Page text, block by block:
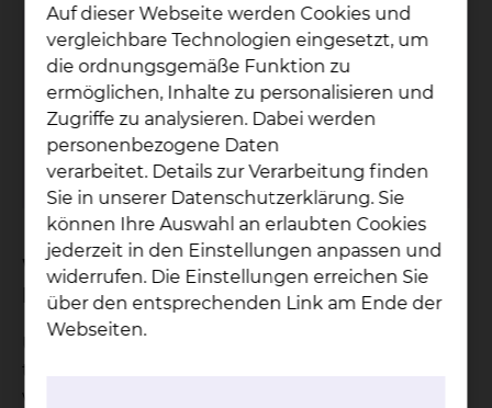
Urologie & Uroonkologie
Fichtengrund 1, 38126 Braunschweig
Tel.:+49 531 595 2353 Sekretariat
Fax: +49 531 595 2657
Per E-Mail kontaktieren
Wie kann ich als Zuweiser an der
Konferenz teilnehmen?
teilzunehmen, können Sie sich gerne an uns
wenden.
Auf dieser Webseite werden Cookies und
vergleichbare Technologien eingesetzt, um
die ordnungsgemäße Funktion zu
ermöglichen, Inhalte zu personalisieren und
Zugriffe zu analysieren. Dabei werden
personenbezogene Daten
verarbeitet. Details zur Verarbeitung finden
Sie in unserer Datenschutzerklärung. Sie
können Ihre Auswahl an erlaubten Cookies
jederzeit in den Einstellungen anpassen und
widerrufen. Die Einstellungen erreichen Sie
über den entsprechenden Link am Ende der
Webseiten.